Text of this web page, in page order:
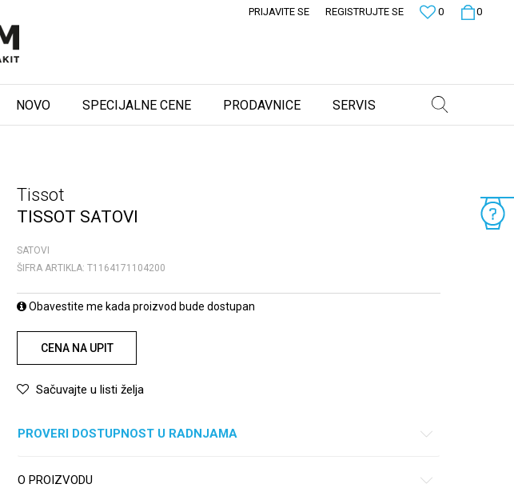
0
0
PRIJAVITE SE REGISTRUJTE SE
NOVO SPECIJALNE CENE PRODAVNICE SERVIS
Tissot
TISSOT SATOVI
SATOVI
ŠIFRA ARTIKLA: T1164171104200
Obavestite me kada proizvod bude dostupan
CENA NA UPIT
Sačuvajte u listi želja
PROVERI DOSTUPNOST U RADNJAMA
O PROIZVODU